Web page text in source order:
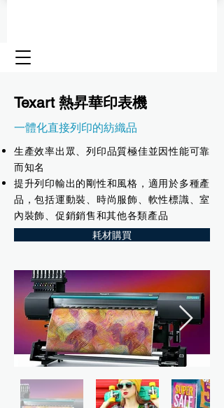
Texart 熱昇華印表機
一體化直接列印的紡織品
生產效率出眾、列印品質極佳並因性能可靠
而知名
提升列印輸出的剛性和風格，適用於多種產
品，包括運動裝、時尚服飾、軟性標識、室
內裝飾、促銷銷售和其他各類產品
耗材購買